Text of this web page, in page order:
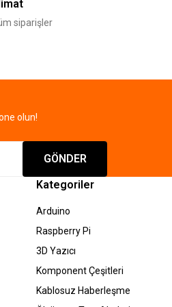
siparişler
olun!
GÖNDER
Kategoriler
Arduino
Raspberry Pi
3D Yazıcı
Komponent Çeşitleri
Kablosuz Haberleşme